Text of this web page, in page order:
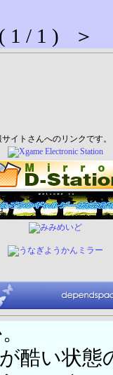
1 / 1 ) ＞
イトさんへのリンクです。
酷い状態